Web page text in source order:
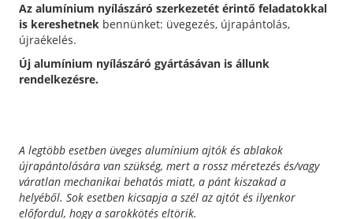
Az alumínium nyílászáró szerkezetét érintő feladatokkal
is kereshetnek bennünket: üvegezés, újrapántolás,
újraékelés.
Új alumínium nyílászáró gyártásávan is állunk
rendelkezésre.
A legtöbb esetben üveges alumínium ajtók és ablakok
újrapántolására van szükség, mert a rossz méretezés és/vagy
váratlan mechanikai behatás miatt, a pánt kiszakad a
helyéből. Sok esetben kicsapja a szél az ajtót és ilyenkor
előfordul, hogy a sarokkötés eltörik.